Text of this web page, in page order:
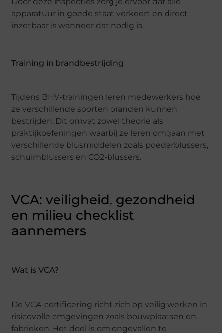
apparatuur in goede staat verkeert en direct
inzetbaar is wanneer dat nodig is.
Training in brandbestrijding
Tijdens BHV-trainingen leren medewerkers hoe
ze verschillende soorten branden kunnen
bestrijden. Dit omvat zowel theorie als
praktijkoefeningen waarbij ze leren omgaan met
verschillende blusmiddelen zoals poederblussers,
schuimblussers en CO2-blussers.
VCA: veiligheid, gezondheid
en milieu checklist
aannemers
Wat is VCA?
De VCA-certificering richt zich op veilig werken in
risicovolle omgevingen zoals bouwplaatsen en
fabrieken. Het doel is om ongevallen te